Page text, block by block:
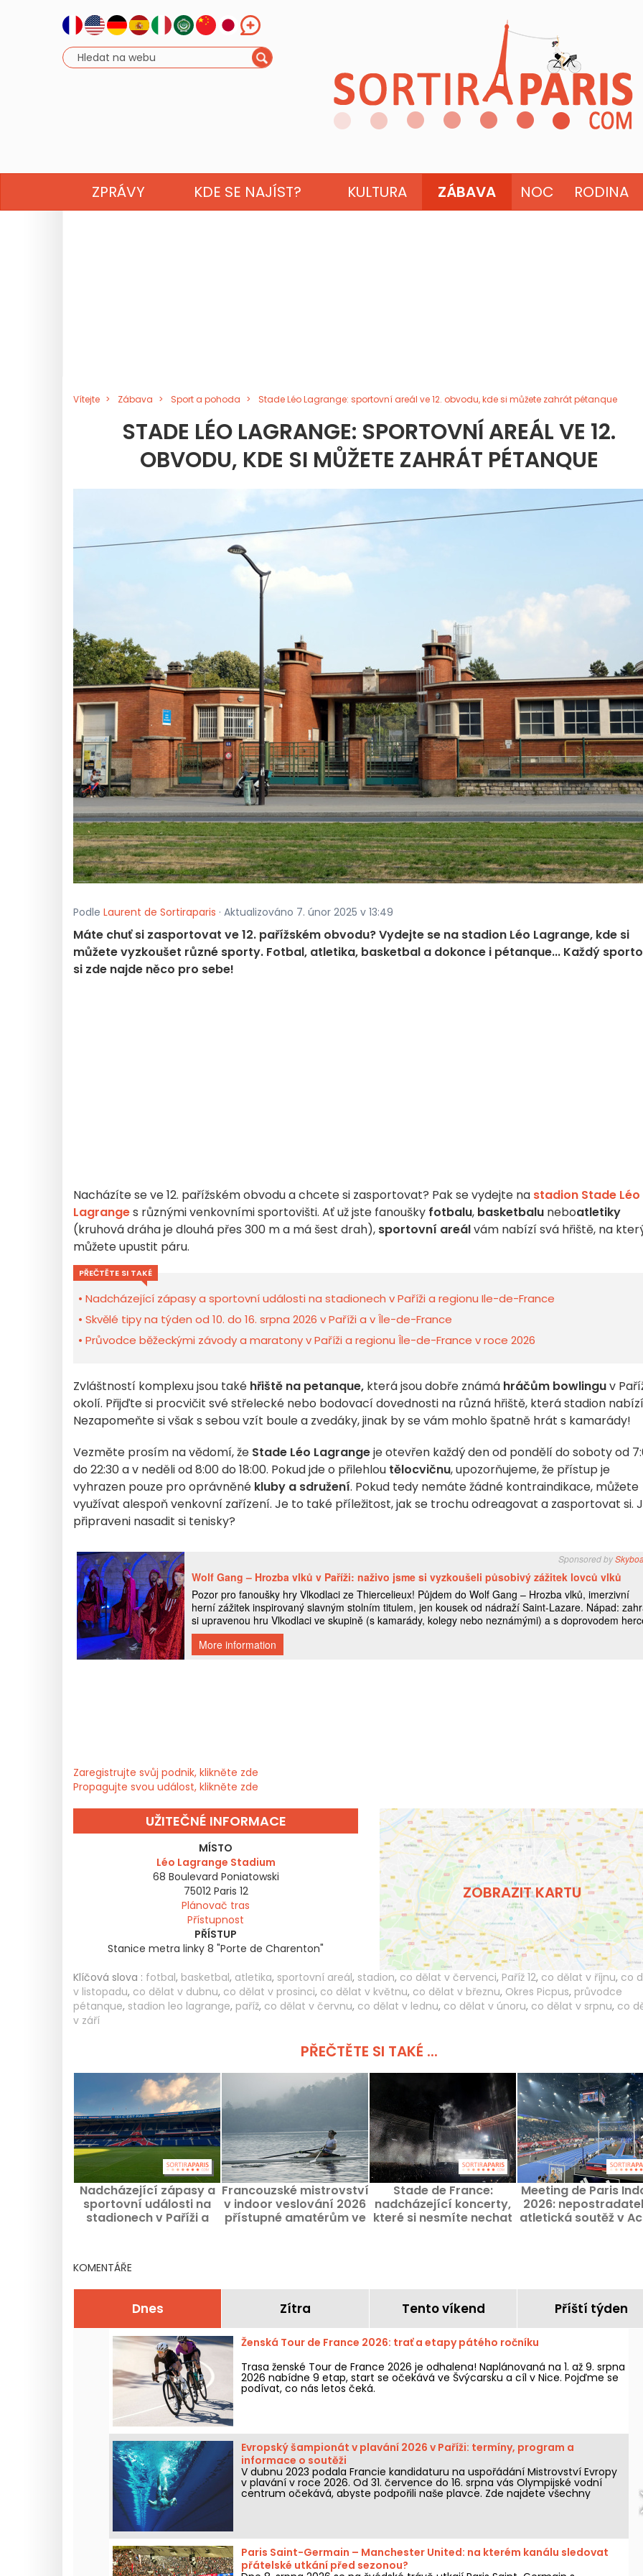
ZPRÁVY KDE SE NAJÍST? KULTURA ZÁBAVA NOC RODINA
Vítejte Zábava Sport a pohoda Stade Léo Lagrange: sportovní areál ve 12. obvodu, kde si můžete zahrát pétanque
STADE LÉO LAGRANGE: SPORTOVNÍ AREÁL VE 12.
OBVODU, KDE SI MŮŽETE ZAHRÁT PÉTANQUE
Podle Laurent de Sortiraparis · Aktualizováno 7. únor 2025 v 13:49
Máte chuť si zasportovat ve 12. pařížském obvodu? Vydejte se na stadion Léo Lagrange, kde si
můžete vyzkoušet různé sporty. Fotbal, atletika, basketbal a dokonce i pétanque... Každý
si zde najde něco pro sebe!
Nacházíte se ve 12. pařížském obvodu a chcete si zasportovat? Pak se vydejte na stadion Stade Léo
Lagranges různými venkovními sportovišti. Ať už jste fanoušky fotbalu, basketbalu neboatletiky
(kruhová dráha je dlouhá přes 300 m a má šest drah), sportovní areálvám nabízí svá hřiště, na
můžete upustit páru.
PŘEČTĚTE SI TAKÉ
Nadcházející zápasy a sportovní události na stadionech v Paříži a regionu Ile-de-France
Skvělé tipy na týden od 10. do 16. srpna 2026 v Paříži a v Île-de-France
Průvodce běžeckými závody a maratony v Paříži a regionu Île-de-France v roce 2026
Zvláštností komplexu jsou také hřiště na petanque, která jsou dobře známá hráčům bowlinguv
okolí. Přijďte si procvičit své střelecké nebo bodovací dovednosti na různá hřiště, která stadion
Nezapomeňte si však s sebou vzít boule a zvedáky, jinak by se vám mohlo špatně hrát s kamarády!
Vezměte prosím na vědomí, že Stade Léo Lagrangeje otevřen každý den od pondělí do soboty od
do 22:30 a v neděli od 8:00 do 18:00. Pokud jde o přilehlou tělocvičnu, upozorňujeme, že přístup je
vyhrazen pouze pro oprávněné kluby a sdružení. Pokud tedy nemáte žádné kontraindikace, můžete
využívat alespoň venkovní zařízení. Je to také příležitost, jak se trochu odreagovat a zasportovat si.
připraveni nasadit si tenisky?
Zaregistrujte svůj podnik, klikněte zde
Propagujte svou událost, klikněte zde
UŽITEČNÉ INFORMACE
MÍSTO
Léo Lagrange Stadium
68 Boulevard Poniatowski
75012 Paris 12
Plánovač tras
Přístupnost
PŘÍSTUP
Stanice metra linky 8 "Porte de Charenton"
ZOBRAZIT KARTU
Klíčová slova : fotbal, basketbal, atletika, sportovní areál, stadion, co dělat v červenci, Paříž 12, co dělat v říjnu, co
v listopadu, co dělat v dubnu, co dělat v prosinci, co dělat v květnu, co dělat v březnu, Okres Picpus, průvodce
pétanque, stadion leo lagrange, paříž, co dělat v červnu, co dělat v lednu, co dělat v únoru, co dělat v srpnu, co
v září
PŘEČTĚTE SI TAKÉ ...
Nadcházející zápasy a
sportovní události na
stadionech v Paříži a
Francouzské mistrovství
v indoor veslování 2026
přístupné amatérům ve
Stade de France:
nadcházející koncerty,
které si nesmíte nechat
Meeting de Paris
2026:
atletická soutěž v
KOMENTÁŘE
Dnes Zítra Tento víkend Příští týden
Ženská Tour de France 2026: trať a etapy pátého ročníku
Trasa ženské Tour de France 2026 je odhalena! Naplánovaná na 1. až 9. srpna
2026 nabídne 9 etap, start se očekává ve Švýcarsku a cíl v Nice. Pojďme se
podívat, co nás letos čeká.
Evropský šampionát v plavání 2026 v Paříži: termíny, program a
informace o soutěži
V dubnu 2023 podala Francie kandidaturu na uspořádání Mistrovství Evropy
v plavání v roce 2026. Od 31. července do 16. srpna vás Olympijské vodní
centrum očekává, abyste podpořili naše plavce. Zde najdete všechny
Paris Saint-Germain – Manchester United: na kterém kanálu sledovat
přátelské utkání před sezonou?